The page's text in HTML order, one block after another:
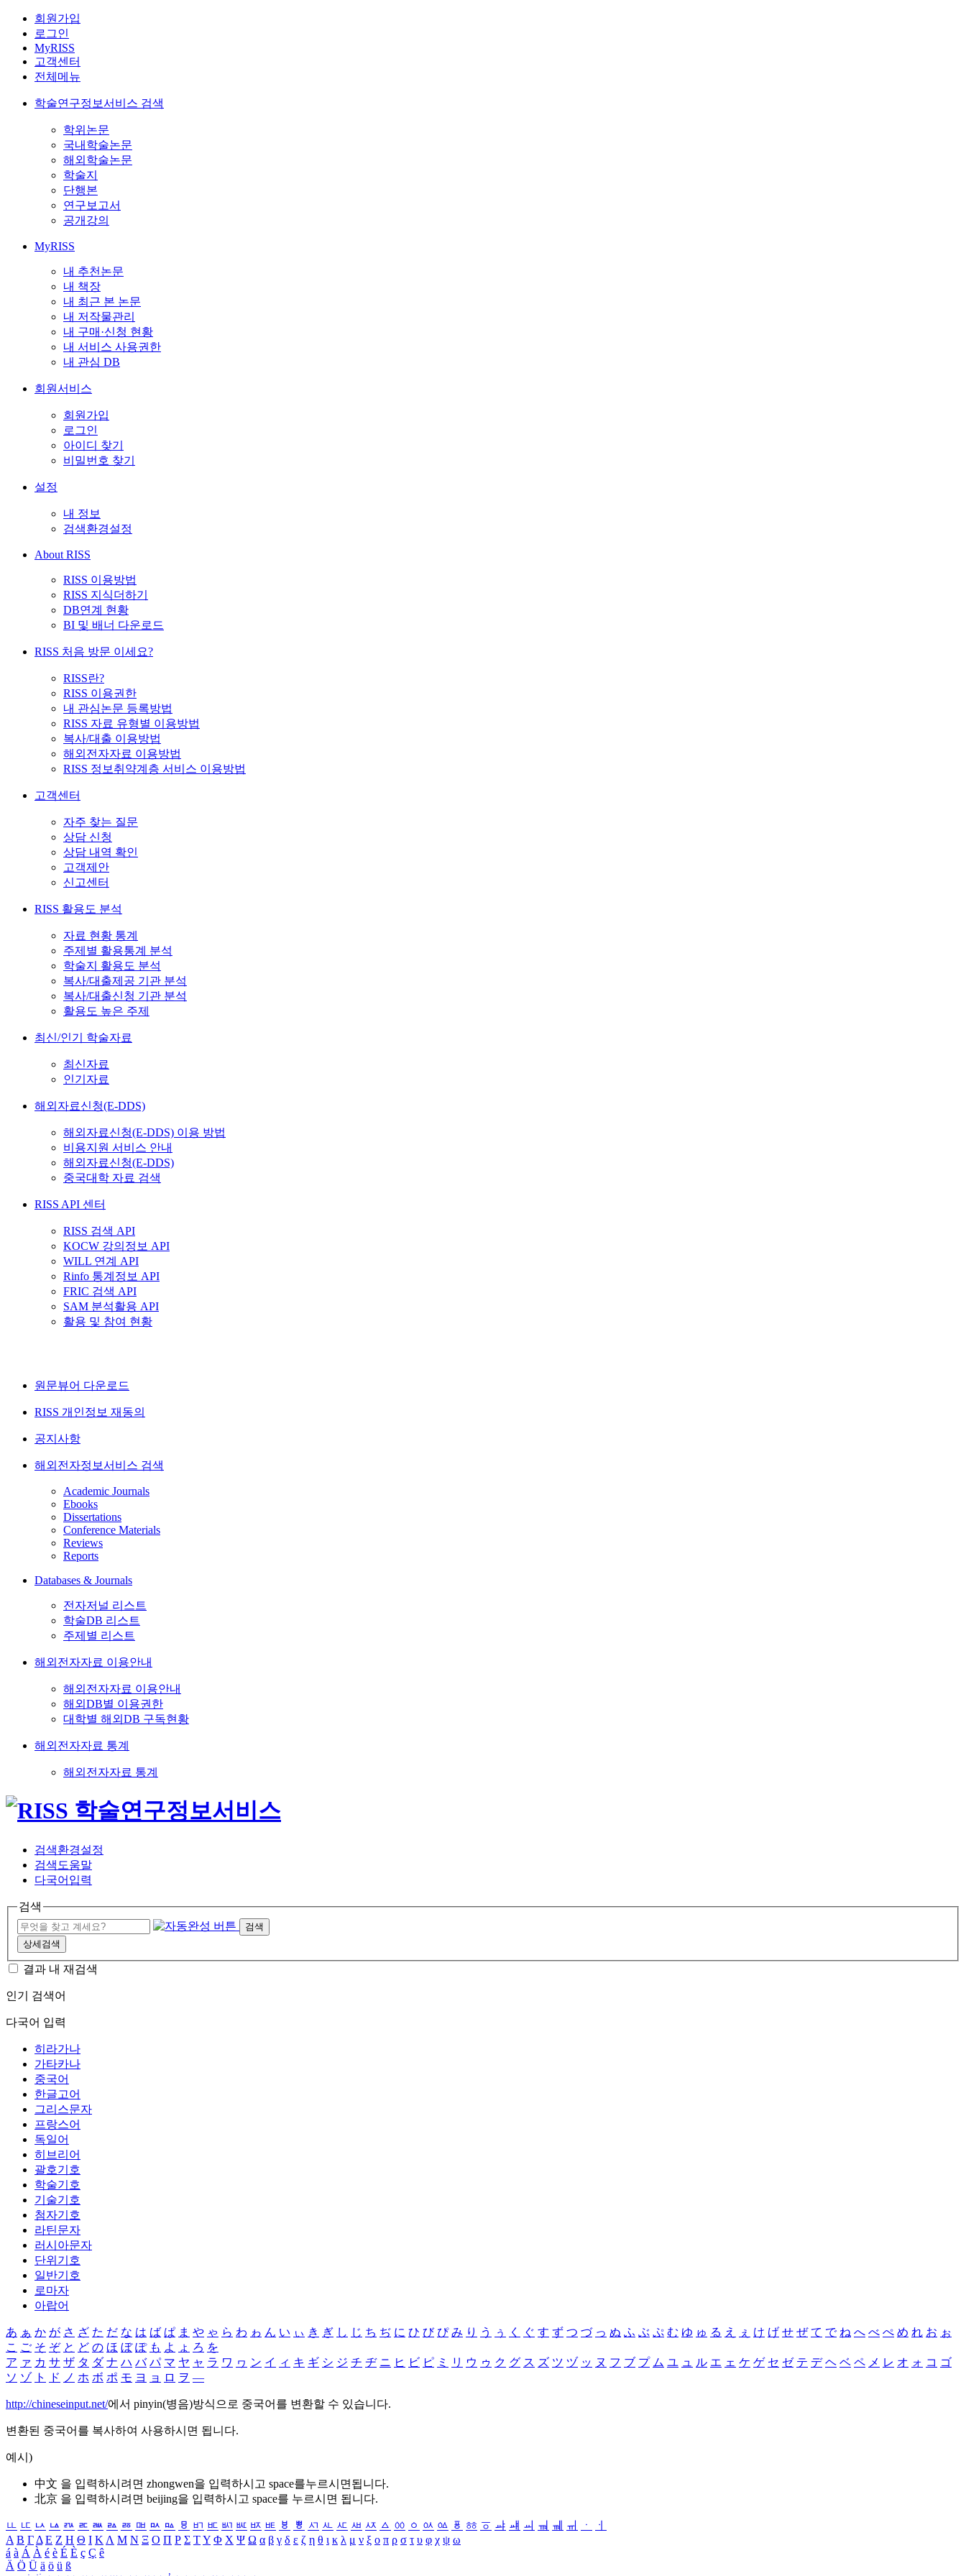
회원가입
로그인
MyRISS
고객센터
전체메뉴
학술연구정보서비스 검색
학위논문
국내학술논문
해외학술논문
학술지
단행본
연구보고서
공개강의
MyRISS
내 추천논문
내 책장
내 최근 본 논문
내 저작물관리
내 구매·신청 현황
내 서비스 사용권한
내 관심 DB
회원서비스
회원가입
로그인
아이디 찾기
비밀번호 찾기
설정
내 정보
검색환경설정
About RISS
RISS 이용방법
RISS 지식더하기
DB연계 현황
BI 및 배너 다운로드
RISS 처음 방문 이세요?
RISS란?
RISS 이용권한
내 관심논문 등록방법
RISS 자료 유형별 이용방법
복사/대출 이용방법
해외전자자료 이용방법
RISS 정보취약계층 서비스 이용방법
고객센터
자주 찾는 질문
상담 신청
상담 내역 확인
고객제안
신고센터
RISS 활용도 분석
자료 현황 통계
주제별 활용통계 분석
학술지 활용도 분석
복사/대출제공 기관 분석
복사/대출신청 기관 분석
활용도 높은 주제
최신/인기 학술자료
최신자료
인기자료
해외자료신청(E-DDS)
해외자료신청(E-DDS) 이용 방법
비용지원 서비스 안내
해외자료신청(E-DDS)
중국대학 자료 검색
RISS API 센터
RISS 검색 API
KOCW 강의정보 API
WILL 연계 API
Rinfo 통계정보 API
FRIC 검색 API
SAM 분석활용 API
활용 및 참여 현황
원문뷰어 다운로드
RISS 개인정보 재동의
공지사항
해외전자정보서비스 검색
Academic Journals
Ebooks
Dissertations
Conference Materials
Reviews
Reports
Databases & Journals
전자저널 리스트
학술DB 리스트
주제별 리스트
해외전자자료 이용안내
해외전자자료 이용안내
해외DB별 이용권한
대학별 해외DB 구독현황
해외전자자료 통계
해외전자자료 통계
검색환경설정
검색도움말
다국어입력
검색
검색
상세검색
결과 내 재검색
인기 검색어
다국어 입력
히라가나
가타카나
중국어
한글고어
그리스문자
프랑스어
독일어
히브리어
괄호기호
학술기호
기술기호
첨자기호
라틴문자
러시아문자
단위기호
일반기호
로마자
아랍어
あ ぁ か が さ ざ た だ な は ば ぱ ま や ゃ ら わ ゎ ん い ぃ き ぎ し じ ち ぢ に ひ び ぴ み り う ぅ く ぐ す ず つ づ っ ぬ ふ ぶ ぷ む ゆ ゅ る え ぇ け げ せ ぜ て で ね へ べ ぺ め れ お ぉ
こ ご そ ぞ と ど の ほ ぼ ぽ も よ ょ ろ を
ア ァ カ サ ザ タ ダ ナ ハ バ パ マ ヤ ャ ラ ワ ヮ ン イ ィ キ ギ シ ジ チ ヂ ニ ヒ ビ ピ ミ リ ウ ゥ ク グ ス ズ ツ ヅ ッ ヌ フ ブ プ ム ユ ュ ル エ ェ ケ ゲ セ ゼ テ デ ヘ ベ ペ メ レ オ ォ コ ゴ
ソ ゾ ト ド ノ ホ ボ ポ モ ヨ ョ ロ ヲ ―
http://chineseinput.net/에서 pinyin(병음)방식으로 중국어를 변환할 수 있습니다.
변환된 중국어를 복사하여 사용하시면 됩니다.
예시)
中文 을 입력하시려면 zhongwen을 입력하시고 space를누르시면됩니다.
北京 을 입력하시려면 beijing을 입력하시고 space를 누르시면 됩니다.
ㅥ ㅦ ㅧ ㅨ ㅩ ㅪ ㅫ ㅬ ㅭ ㅮ ㅯ ㅰ ㅱ ㅲ ㅳ ㅴ ㅵ ㅶ ㅷ ㅸ ㅹ ㅺ ㅻ ㅼ ㅽ ㅾ ㅿ ㆀ ㆁ ㆂ ㆃ ㆄ ㆅ ㆆ ㆇ ㆈ ㆉ ㆊ ㆋ ㆌ ㆍ
ㆎ
Α Β ΓΔ Ε Ζ Η Θ Ι ΚΛ Μ Ν Ξ Ο Π Ρ Σ ΤΥ Φ Χ Ψ Ω α β γ δ ε ζ η θ ι κ λ μ ν ξ ο π ρ σ τ υ φ χ ψ ω
á à Á À é è É È ç Ç ê
Ä Ö Ü ä ö ü ß